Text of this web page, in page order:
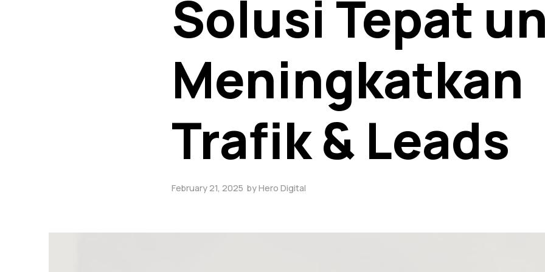
Solusi Tepat
Meningkatkan
Trafik & Leads
February 21, 2025 byHero Digital